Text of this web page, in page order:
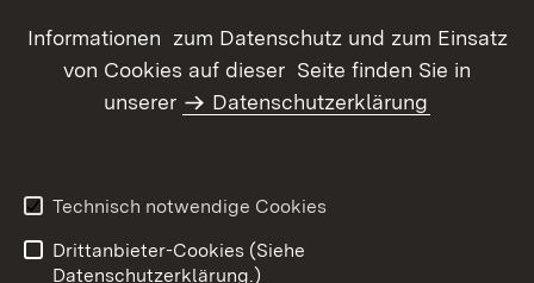
Informationen zum Datenschutz und zum Einsatz
von Cookies auf dieser Seite finden Sie in
unserer
Datenschutzerklärung
Technisch notwendige Cookies
Drittanbieter-Cookies (Siehe
Datenschutzerklärung.)